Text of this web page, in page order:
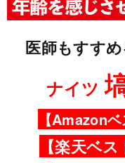
医師もすすめ
ナイツ
【Amazon
【楽天ベ